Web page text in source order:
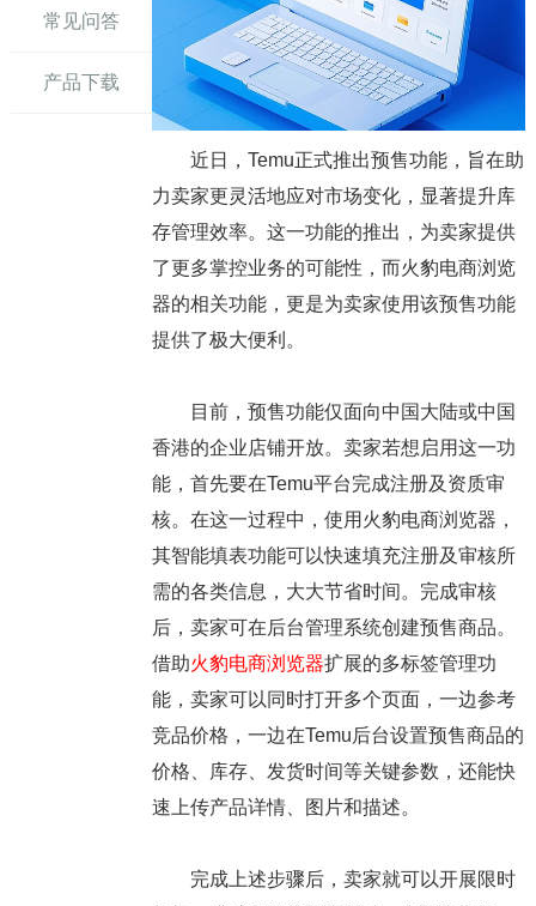
常见问答
产品下载
近日，Temu正式推出预售功能，旨在助
力卖家更灵活地应对市场变化，显著提升库
存管理效率。这一功能的推出，为卖家提供
了更多掌控业务的可能性，而火豹电商浏览
器的相关功能，更是为卖家使用该预售功能
提供了极大便利。
目前，预售功能仅面向中国大陆或中国
香港的企业店铺开放。卖家若想启用这一功
能，首先要在Temu平台完成注册及资质审
核。在这一过程中，使用火豹电商浏览器，
其智能填表功能可以快速填充注册及审核所
需的各类信息，大大节省时间。完成审核
后，卖家可在后台管理系统创建预售商品。
借助火豹电商浏览器扩展的多标签管理功
能，卖家可以同时打开多个页面，一边参考
竞品价格，一边在Temu后台设置预售商品的
价格、库存、发货时间等关键参数，还能快
速上传产品详情、图片和描述。
完成上述步骤后，卖家就可以开展限时